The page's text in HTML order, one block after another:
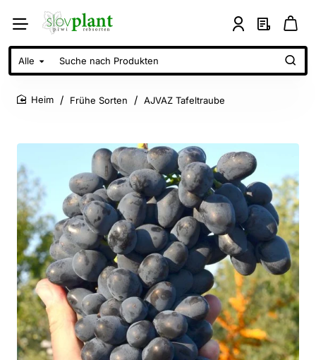
Alle
Suche
nach
Produkten
Frühe Sorten AJVAZ Tafeltraube